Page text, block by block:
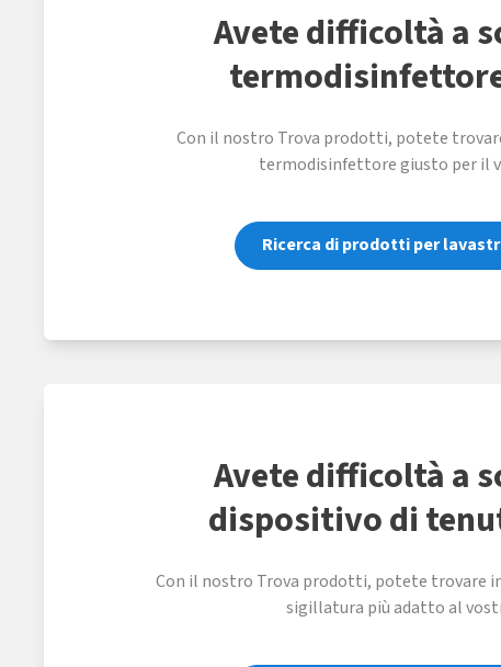
Avete difficoltà a
Con il nostro Trova prodotti, potete
termodisinfettore giusto per il
Ricerca di prodotti per
Avete difficoltà a
dispositivo di
Con il nostro Trova prodotti, potete trovare
sigillatura più adatto al